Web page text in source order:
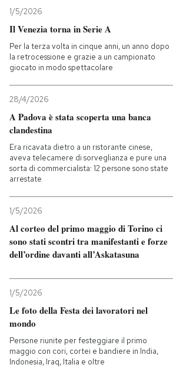
1/5/2026
Il Venezia torna in Serie A
Per la terza volta in cinque anni, un anno dopo
la retrocessione e grazie a un campionato
giocato in modo spettacolare
28/4/2026
A Padova è stata scoperta una banca
clandestina
Era ricavata dietro a un ristorante cinese,
aveva telecamere di sorveglianza e pure una
sorta di commercialista: 12 persone sono state
arrestate
1/5/2026
Al corteo del primo maggio di Torino ci
sono stati scontri tra manifestanti e forze
dell’ordine davanti all’Askatasuna
1/5/2026
Le foto della Festa dei lavoratori nel
mondo
Persone riunite per festeggiare il primo
maggio con cori, cortei e bandiere in India,
Indonesia, Iraq, Italia e oltre